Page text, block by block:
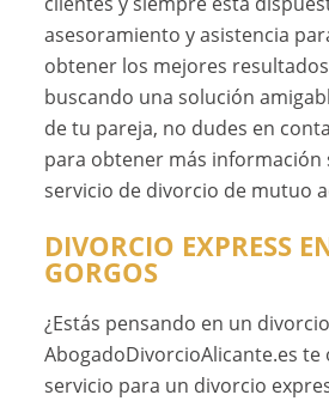
asesoramiento y asistencia
obtener los mejores
buscando una solución
de tu pareja, no dudes en
para obtener más
servicio de divorcio de mutuo
DIVORCIO EXPRESS
GORGOS
¿Estás pensando en un
AbogadoDivorcioAlicante.es
servicio para un divorcio